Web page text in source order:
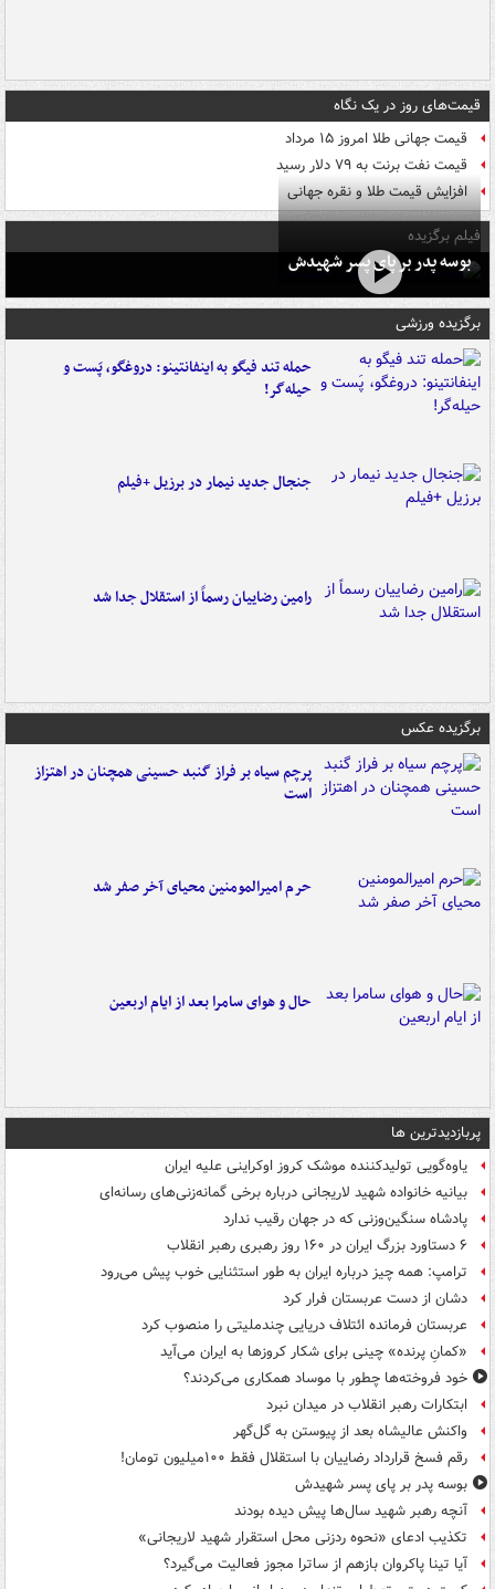
قیمت‌های روز در یک نگاه
قیمت جهانی طلا امروز ۱۵ مرداد
قیمت نفت برنت به ۷۹ دلار رسید
افزایش قیمت طلا و نقره جهانی
فیلم برگزیده
بوسه‌ پدر بر پای پسر شهیدش
برگزیده ورزشی
حمله تند فیگو به اینفانتینو: دروغگو، پَست‌ و
حیله‌گر!
جنجال جدید نیمار در برزیل +فیلم
رامین رضاییان رسماً از استقلال جدا شد
برگزیده عکس
پرچم سیاه بر فراز گنبد حسینی همچنان در اهتزاز
است
حرم امیرالمومنین محیای آخر صفر شد
حال و هوای سامرا بعد از ایام اربعین
پربازدیدترین ها
یاوه‌گویی تولیدکننده موشک کروز اوکراینی علیه ایران
بیانیه خانواده شهید لاریجانی درباره برخی گمانه‌زنی‌های رسانه‌ای
پادشاه سنگین‌وزنی که در جهان رقیب ندارد
۶ دستاورد بزرگ ایران در ۱۶۰ روز رهبری رهبر انقلاب
ترامپ: همه چیز درباره ایران به طور استثنایی خوب پیش می‌رود
دشان از دست عربستان فرار کرد
عربستان فرمانده ائتلاف دریایی چندملیتی را منصوب کرد
«کمانِ پرنده» چینی برای شکار کروزها به ایران می‌آید
خود فروخته‌ها چطور با موساد همکاری می‌کردند؟
ابتکارات رهبر انقلاب در میدان نبرد
واکنش عالیشاه بعد از پیوستن به گل‌گهر
رقم فسخ قرارداد رضاییان با استقلال فقط ۱۰۰میلیون تومان!
بوسه‌ پدر بر پای پسر شهیدش
آنچه رهبر شهید سال‌ها پیش دیده بودند
تکذیب ادعای «نحوه ردزنی محل استقرار شهید لاریجانی»
آیا تینا پاکروان بازهم از ساترا مجوز فعالیت می‌گیرد؟